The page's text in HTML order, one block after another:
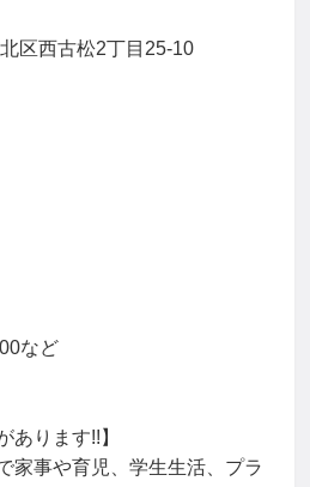
区西古松2丁目25-10
など
あります!!】
家事や育児、学生生活、プラ